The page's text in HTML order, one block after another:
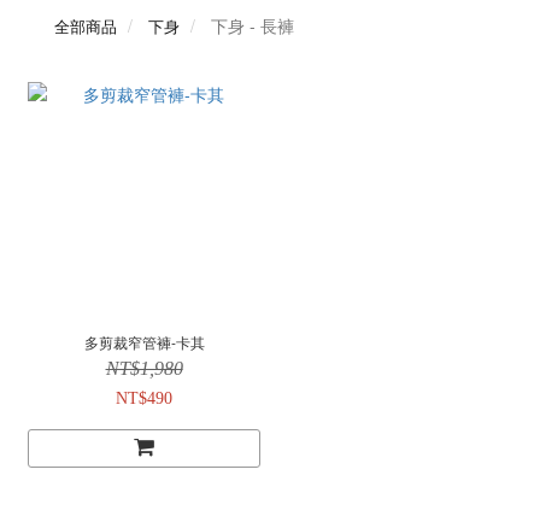
全部商品 下身 下身 - 長褲
多剪裁窄管褲-卡其
NT$1,980
NT$490